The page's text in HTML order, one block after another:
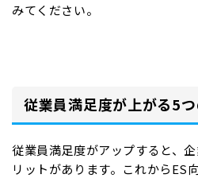
みてください。
従業員満足度が上がる5
従業員満足度がアップすると、
リットがあります。これからES